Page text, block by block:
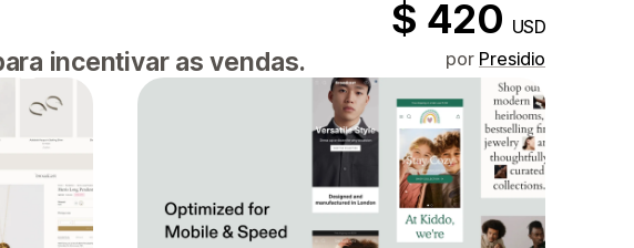
$ 420 USD
incentivar as vendas. por Presidio